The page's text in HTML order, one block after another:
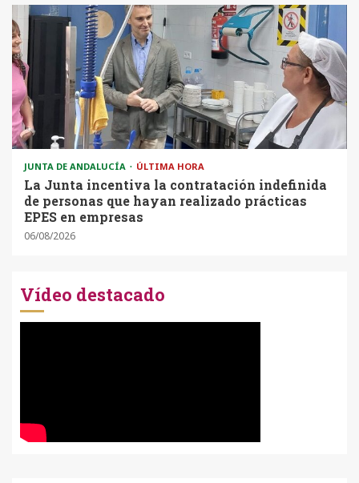
JUNTA DE ANDALUCÍA ÚLTIMA HORA
La Junta incentiva la contratación indefinida
de personas que hayan realizado prácticas
EPES en empresas
06/08/2026
Vídeo destacado